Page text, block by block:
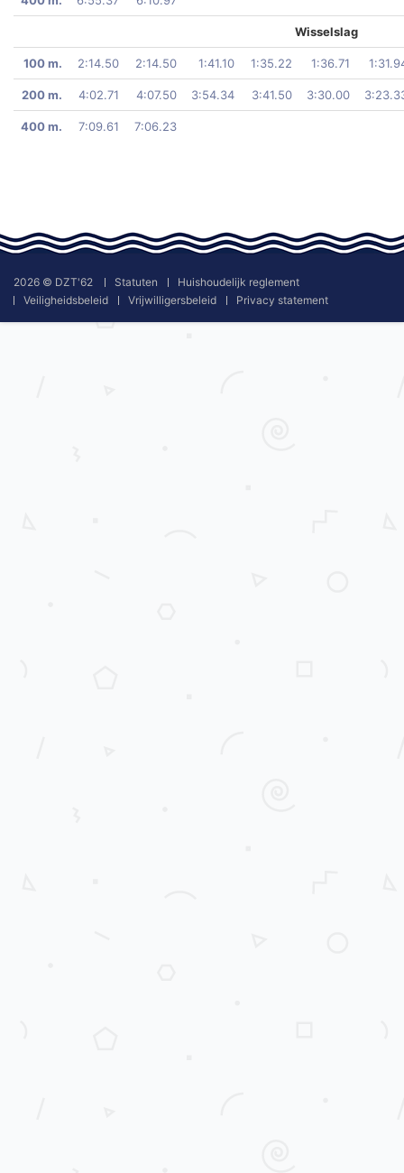
Wisselslag
100 m. 2:14.50 2:14.50 1:41.10 1:35.22 1:36.71
200 m. 4:02.71 4:07.50 3:54.34 3:41.50 3:30.00
400 m. 7:09.61 7:06.23
2026 © DZT'62 Statuten
Huishoudelijk reglement
Veiligheidsbeleid
Vrijwilligersbeleid Privacy statement